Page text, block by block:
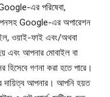
এর পরিষেবা,
Google-এর অপারেশন
ওয়াই-ফাই এবং/অথবা
এবং আপনার মোবাইল বা
হিসেবে গণনা করা হতে পারে।
দায়িত্ব আপনার। আপনি হয়ত